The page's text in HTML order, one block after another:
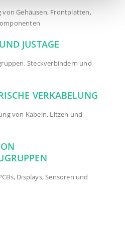
Gehäusen, Frontplatten,
JUSTAGE
Steckverbindern und
VERKABELUNG
von Kabeln, Litzen und
Displays, Sensoren und